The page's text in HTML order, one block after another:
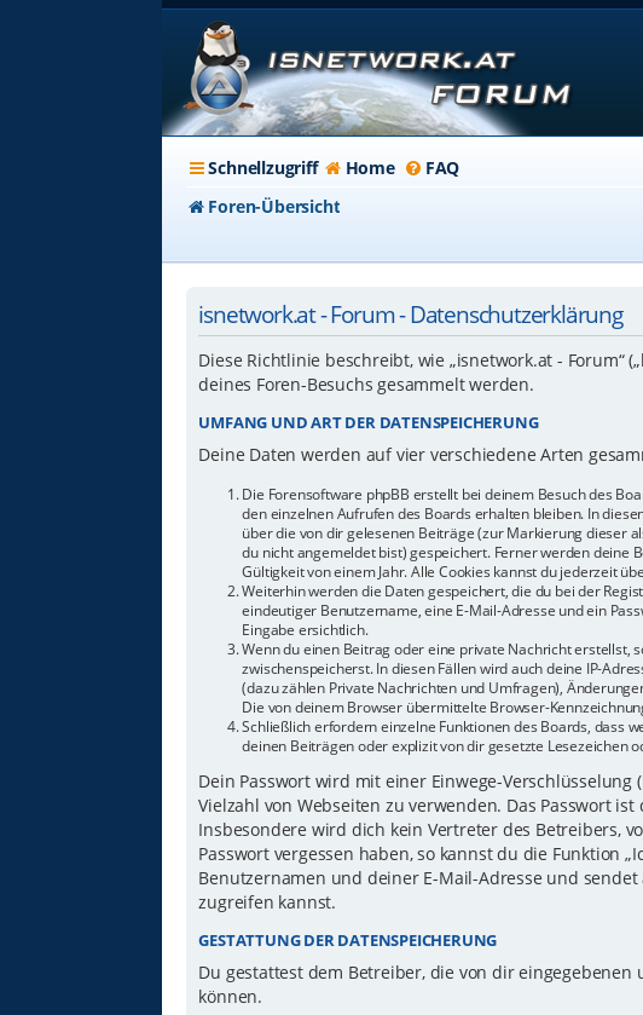
Schnellzugriff Home FAQ
Foren-Übersicht
isnetwork.at - Forum - Datenschutzerklärung
Diese Richtlinie beschreibt, wie „isnetwork.at - Forum“
deines Foren-Besuchs gesammelt werden.
UMFANG UND ART DER DATENSPEICHERUNG
Deine Daten werden auf vier verschiedene Arten
Die Forensoftware phpBB erstellt bei deinem Besuch des
den einzelnen Aufrufen des Boards erhalten bleiben. In
über die von dir gelesenen Beiträge (zur Markierung dieser
du nicht angemeldet bist) gespeichert. Ferner werden deine
Gültigkeit von einem Jahr. Alle Cookies kannst du jederzeit
Weiterhin werden die Daten gespeichert, die du bei der
eindeutiger Benutzername, eine E-Mail-Adresse und ein
Eingabe ersichtlich.
Wenn du einen Beitrag oder eine private Nachricht erstellst,
zwischenspeicherst. In diesen Fällen wird auch deine IP-
(dazu zählen Private Nachrichten und Umfragen),
Die von deinem Browser übermittelte Browser-
Schließlich erfordern einzelne Funktionen des Boards, dass
deinen Beiträgen oder explizit von dir gesetzte Lesezeichen
Dein Passwort wird mit einer Einwege-
Vielzahl von Webseiten zu verwenden. Das Passwort
Insbesondere wird dich kein Vertreter des Betreibers,
Passwort vergessen haben, so kannst du die Funktion
Benutzernamen und deiner E-Mail-Adresse und
zugreifen kannst.
GESTATTUNG DER DATENSPEICHERUNG
Du gestattest dem Betreiber, die von dir
können.